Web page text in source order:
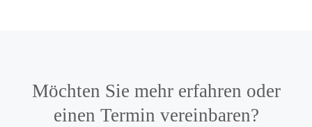
Möchten Sie mehr erfahren oder
einen Termin vereinbaren?